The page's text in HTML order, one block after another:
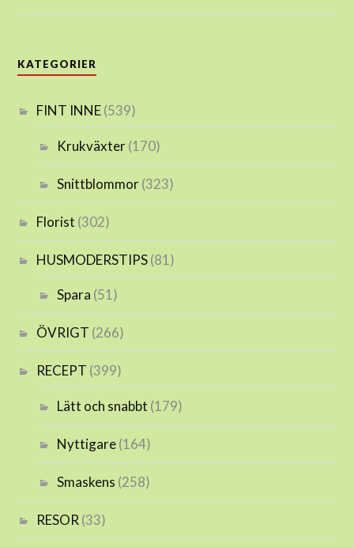
KATEGORIER
FINT INNE(539)
Krukväxter(170)
Snittblommor(323)
Florist (302)
HUSMODERSTIPS(81)
Spara (51)
ÖVRIGT (266)
RECEPT (399)
Lätt och snabbt (179)
Nyttigare(164)
Smaskens (258)
RESOR (33)